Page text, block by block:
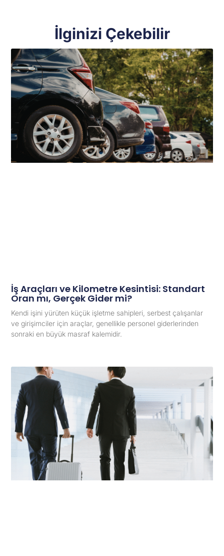
İlginizi Çekebilir
İş Araçları ve Kilometre Kesintisi: Standart
Oran mı, Gerçek Gider mi?
Kendi işini yürüten küçük işletme sahipleri, serbest çalışanlar
ve girişimciler için araçlar, genellikle personel giderlerinden
sonraki en büyük masraf kalemidir.